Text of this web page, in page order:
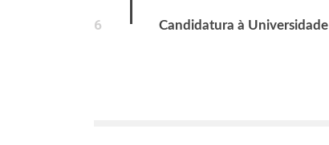
6 Candidatura à Universidade